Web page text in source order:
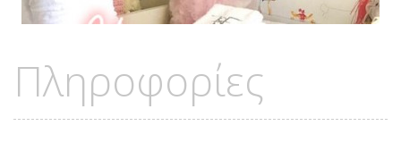
Πληροφορίες